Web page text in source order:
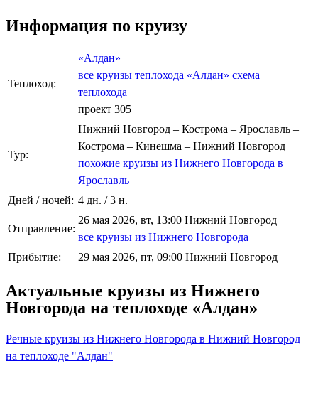
Информация по круизу
Теплоход:
«Алдан»
все круизы теплохода «Алдан» схема
теплохода
проект 305
Тур:
Нижний Новгород – Кострома – Ярославль –
Кострома – Кинешма – Нижний Новгород
похожие круизы из Нижнего Новгорода в
Ярославль
Дней / ночей: 4 дн. / 3 н.
Отправление:
26 мая 2026, вт, 13:00 Нижний Новгород
все круизы из Нижнего Новгорода
Прибытие:
29 мая 2026, пт, 09:00 Нижний Новгород
Актуальные круизы из Нижнего
Новгорода на теплоходе «Алдан»
Речные круизы из Нижнего Новгорода в Нижний Новгород
на теплоходе "Алдан"